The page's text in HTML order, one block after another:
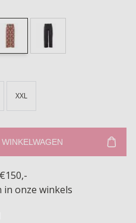
XXL
onze winkels